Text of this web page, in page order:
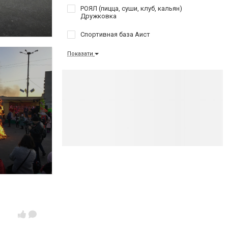
РОЯЛ (пицца, суши, клуб, кальян)
Дружковка
Спортивная база Аист
Показати